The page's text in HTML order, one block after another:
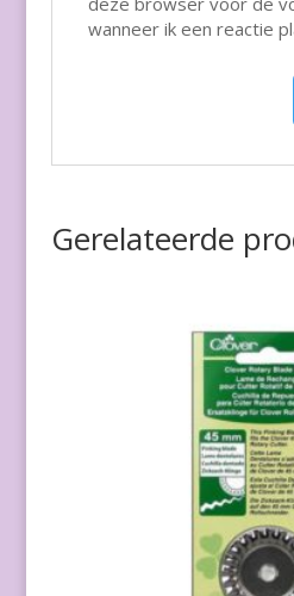
wanneer ik een reactie
Gerelateerde